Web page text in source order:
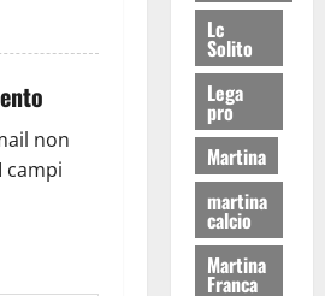
non
I campi
Lc
Solito
Lega
pro
Martina
martina
calcio
Martina
Franca